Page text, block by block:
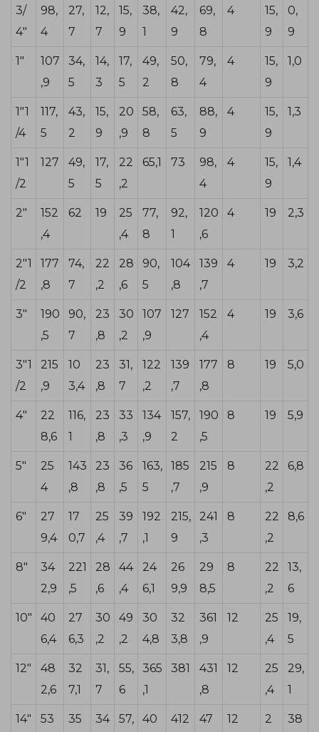
3/
4"
98,
4
27,
7
12,
7
15,
9
38,
1
42,
9
69,
8
4
15,
9
0,
9
1"
107
,9
34,
5
14,
3
17,
5
49,
2
50,
8
79,
4
4
15,
9
1,0
1"1
/4
117,
5
43,
2
15,
9
20
,9
58,
8
63,
5
88,
9
4
15,
9
1,3
1"1
/2
127
49,
5
17,
5
22
,2
65,1 73
98,
4
4
15,
9
1,4
2"
152
,4
62 19
25
,4
77,
8
92,
1
120
,6
4 19 2,3
2"1
/2
177
,8
74,
7
22
,2
28
,6
90,
5
104
,8
139
,7
4 19 3,2
3"
190
,5
90,
7
23
,8
30
,2
107
,9
127
152
,4
4 19 3,6
3"1
/2
215
,9
10
3,4
23
,8
31,
7
122
,2
139
,7
177
,8
8 19 5,0
4"
22
8,6
116,
1
23
,8
33
,3
134
,9
157,
2
190
,5
8 19 5,9
5"
25
4
143
,8
23
,8
36
,5
163,
5
185
,7
215
,9
8
22
,2
6,8
6"
27
9,4
17
0,7
25
,4
39
,7
192
,1
215,
9
241
,3
8
22
,2
8,6
8"
34
2,9
221
,5
28
,6
44
,4
24
6,1
26
9,9
29
8,5
8
22
,2
13,
6
10"
40
6,4
27
6,3
30
,2
49
,2
30
4,8
32
3,8
361
,9
12
25
,4
19,
5
12"
48
2,6
32
7,1
31,
7
55,
6
365
,1
381
431
,8
12
25
,4
29,
1
14"
53
35
34
57,
40
412
47
12
2
38